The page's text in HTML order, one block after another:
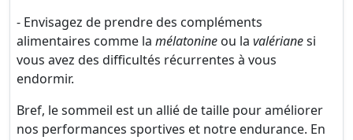
- Envisagez de prendre des compléments
alimentaires comme la mélatonine ou la valérianesi
vous avez des difficultés récurrentes à vous
endormir.
Bref, le sommeil est un allié de taille pour améliorer
nos performances sportives et notre endurance. En